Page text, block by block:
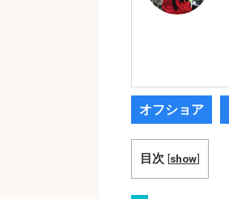
オフショア
目次 [show]